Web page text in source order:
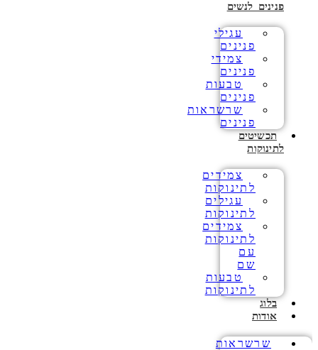
פנינים לנשים
עגילי
פנינים
צמידי
פנינים
טבעות
פנינים
שרשראות
פנינים
תכשיטים
לתינוקות
צמידים
לתינוקות
עגילים
לתינוקות
צמידים
לתינוקות
עם
שם
טבעות
לתינוקות
בלוג
אודות
שרשראות